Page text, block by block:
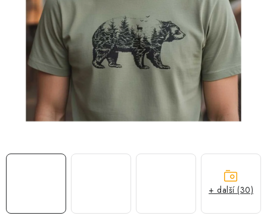
VÁNOCE
PROVIZNÍ SYSTÉM
Časté otázky
Obchodní podmínky
Zásady zpracování ochrany osobních údajů
Napište nám
+ další (30)